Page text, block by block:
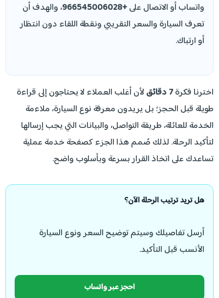
واتساب أو الاتصال على+966545006028
، والهدف أن
تعرف السيارة والسعر التقريبي ونقطة اللقاء دون انتظار
أو ارتباك.
اخترنا فكرة7 دقائق
لأن أغلب العملاء لا يحتاجون إلى قراءة
طويلة قبل الحجز؛ بل يريدون معرفة نوع السيارة، ملاءمة
الخدمة للعائلة، طريقة التواصل، والبيانات التي يجب إرسالها
لتأكيد الرحلة. لذلك صُمم هذا الجزء كصفحة خدمة عملية
تساعدك على اتخاذ القرار بسرعة وبأسلوب واضح.
هل تريد ترتيب الرحلة الآن؟
أرسل تفاصيلك وسيتم توضيح السعر ونوع السيارة
الأنسب قبل التأكيد.
احجز عبر واتساب